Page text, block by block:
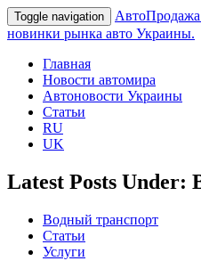
Toggle navigation АвтоПродажа
новинки рынка авто Украины.
Главная
Новости автомира
Автоновости Украины
Статьи
RU
UK
Latest Posts Under:
Водный транспорт
Статьи
Услуги